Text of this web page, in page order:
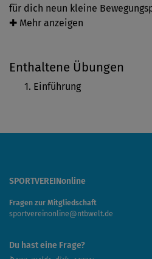
für dich neun kleine
zusammengestellt, die einfach
Yoga oder Mobilisierung, wähle
wonach dir gerade ist – und
✚ Mehr anzeigen
Enthaltene Übungen
Einführung
SPORTVEREINonline
Fragen zur Mitgliedschaft
sportvereinonline@ntbwelt.de
Du hast eine Frage?